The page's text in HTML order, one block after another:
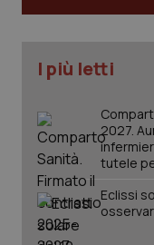
I più letti
2027.
tutele
Eclissi